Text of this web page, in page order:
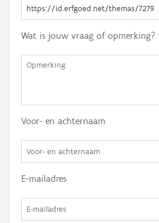
Wat is jouw vraag of opmerking?
Voor- en achternaam
E-mailadres